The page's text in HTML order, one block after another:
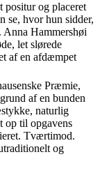
positur og placeret
se, hvor hun sidder,
Anna Hammershøi
let slørede
af en afdæmpet
Præmie,
af en bunden
naturlig
op til opgavens
Tværtimod.
og